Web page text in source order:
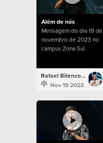
Além de nós
Mensagem do dia 19 de
novembro de 2023 no
campus Zona Sul.
Rafael Bitencourt
Nov 19 2023